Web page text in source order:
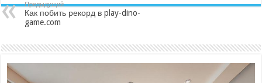
Предыдущий
Как побить рекорд в play-dino-
game.com